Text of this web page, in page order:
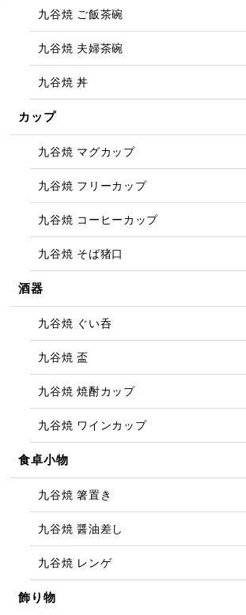
九谷焼 ご飯茶碗
九谷焼 夫婦茶碗
九谷焼 丼
カップ
九谷焼 マグカップ
九谷焼 フリーカップ
九谷焼 コーヒーカップ
九谷焼 そば猪口
酒器
九谷焼 ぐい呑
九谷焼 盃
九谷焼 焼酎カップ
九谷焼 ワインカップ
食卓小物
九谷焼 箸置き
九谷焼 醤油差し
九谷焼 レンゲ
飾り物